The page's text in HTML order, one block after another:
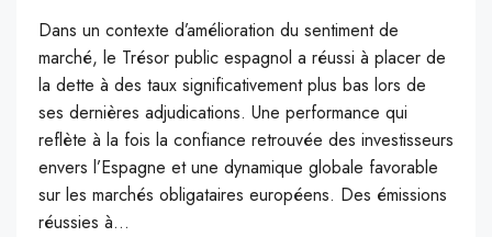
Dans un contexte d’amélioration du sentiment de
marché, le Trésor public espagnol a réussi à placer de
la dette à des taux significativement plus bas lors de
ses dernières adjudications. Une performance qui
reflète à la fois la confiance retrouvée des investisseurs
envers l’Espagne et une dynamique globale favorable
sur les marchés obligataires européens. Des émissions
réussies à...